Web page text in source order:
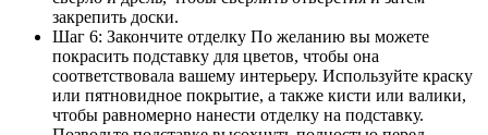
закрепить доски.
Шаг 6: Закончите отделку По желанию вы можете
покрасить подставку для цветов, чтобы она
соответствовала вашему интерьеру. Используйте краску
или пятновидное покрытие, а также кисти или валики,
чтобы равномерно нанести отделку на подставку.